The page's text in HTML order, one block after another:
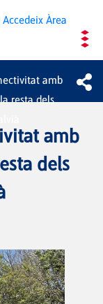
AccedeixÀrea
amb
resta dels
amb
dels